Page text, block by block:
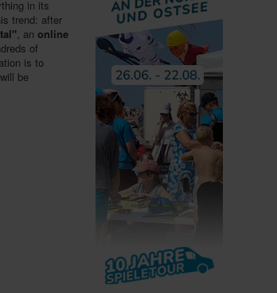
in its
trend: after
, an online
of
is to
be